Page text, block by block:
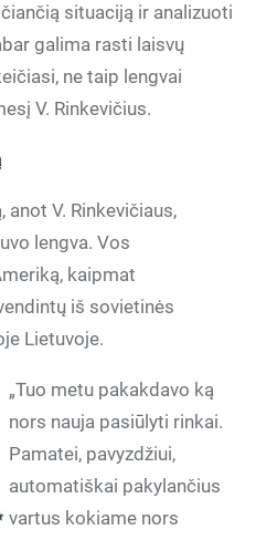
situaciją ir analizuoti
galima rasti laisvų
ne taip lengvai
V. Rinkevičius.
V. Rinkevičiaus,
lengva. Vos
kaipmat
iš sovietinės
Lietuvoje.
„Tuo metu pakakdavo ką
nors nauja pasiūlyti rinkai.
Pamatei, pavyzdžiui,
automatiškai pakylančius
vartus kokiame nors